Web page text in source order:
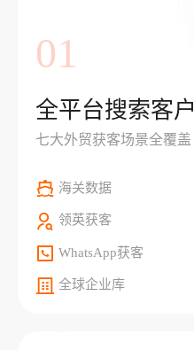
01
全平台搜索客户
七大外贸获客场景全覆盖
海关数据
领英获客
WhatsApp获客
全球企业库